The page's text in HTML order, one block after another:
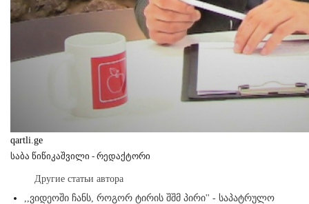
qartli.ge
საბა წიწიკაშვილი - რედაქტორი
Другие статьи автора
,,ვიდეოში ჩანს, როგორ ტირის შშმ პირი'' - საპატრულო